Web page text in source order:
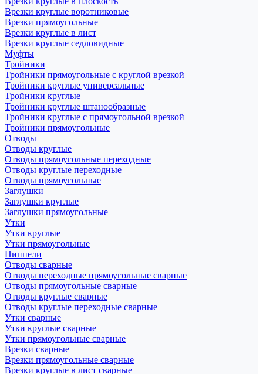
Врезки круглые воротниковые
Врезки прямоугольные
Врезки круглые в лист
Врезки круглые седловидные
Муфты
Тройники
Тройники прямоугольные с круглой врезкой
Тройники круглые универсальные
Тройники круглые
Тройники круглые штанообразные
Тройники круглые с прямоугольной врезкой
Тройники прямоугольные
Отводы
Отводы круглые
Отводы прямоугольные переходные
Отводы круглые переходные
Отводы прямоугольные
Заглушки
Заглушки круглые
Заглушки прямоугольные
Утки
Утки круглые
Утки прямоугольные
Ниппели
Отводы сварные
Отводы переходные прямоугольные сварные
Отводы прямоугольные сварные
Отводы круглые сварные
Отводы круглые переходные сварные
Утки сварные
Утки круглые сварные
Утки прямоугольные сварные
Врезки сварные
Врезки прямоугольные сварные
Врезки круглые в лист сварные